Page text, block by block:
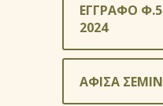
ΕΓΓΡΑΦΟ
2024
ΑΦΙΣΑ